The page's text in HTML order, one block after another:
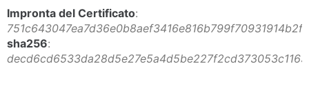
Impronta del Certificato:
sha256: